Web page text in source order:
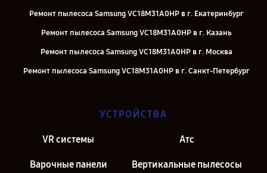
Ремонт пылесоса Samsung VC18M31A0HP в г. Екатеринбург
Ремонт пылесоса Samsung VC18M31A0HP в г. Казань
Ремонт пылесоса Samsung VC18M31A0HP в г. Москва
Ремонт пылесоса Samsung VC18M31A0HP в г. Санкт-Петербург
УСТРОЙСТВА
VR системы Атс
Варочные панели Вертикальные пылесосы